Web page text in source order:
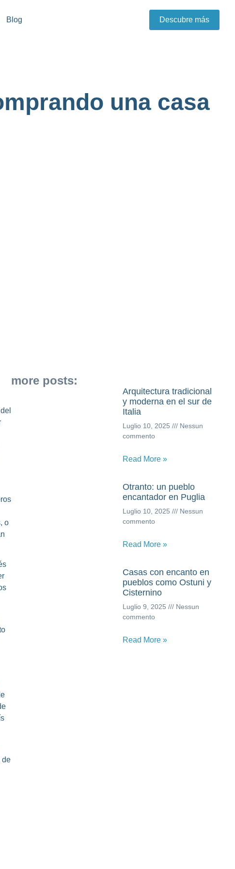
Blog Descubre más
una casa
o
de
more posts:
Arquitectura tradicional
y moderna en el sur de
Italia
Luglio 10, 2025
Nessun
commento
Read More »
Otranto: un pueblo
encantador en Puglia
Luglio 10, 2025
Nessun
commento
Read More »
Casas con encanto en
pueblos como Ostuni y
Cisternino
Luglio 9, 2025
Nessun
commento
Read More »